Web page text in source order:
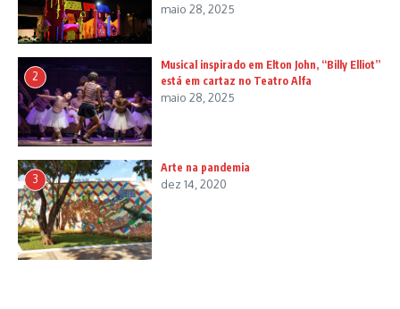
maio 28, 2025
2
Musical inspirado em Elton John, “Billy Elliot”
está em cartaz no Teatro Alfa
maio 28, 2025
3
Arte na pandemia
dez 14, 2020